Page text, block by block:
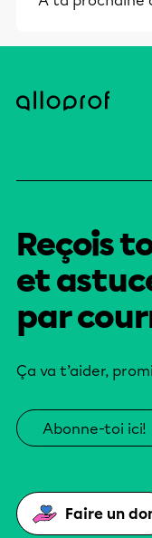
Reçois
et
par
Ça va t’aider,
Abonne-toi ici!
Faire un